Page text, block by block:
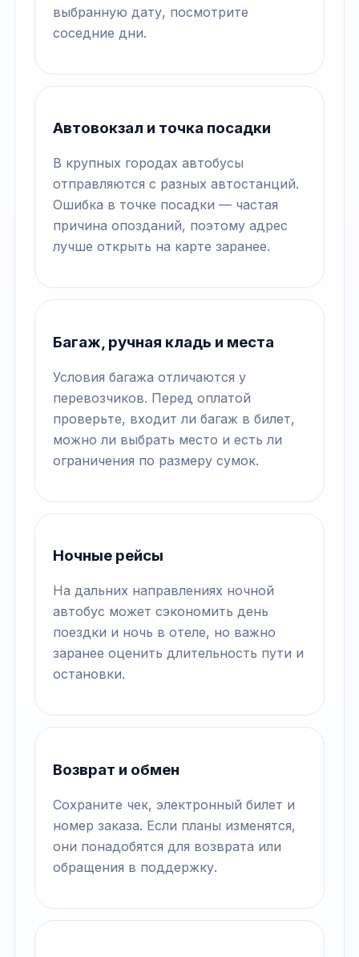
выбранную дату, посмотрите
соседние дни.
Автовокзал и точка посадки
В крупных городах автобусы
отправляются с разных автостанций.
Ошибка в точке посадки — частая
причина опозданий, поэтому адрес
лучше открыть на карте заранее.
Багаж, ручная кладь и места
Условия багажа отличаются у
перевозчиков. Перед оплатой
проверьте, входит ли багаж в билет,
можно ли выбрать место и есть ли
ограничения по размеру сумок.
Ночные рейсы
На дальних направлениях ночной
автобус может сэкономить день
поездки и ночь в отеле, но важно
заранее оценить длительность пути и
остановки.
Возврат и обмен
Сохраните чек, электронный билет и
номер заказа. Если планы изменятся,
они понадобятся для возврата или
обращения в поддержку.